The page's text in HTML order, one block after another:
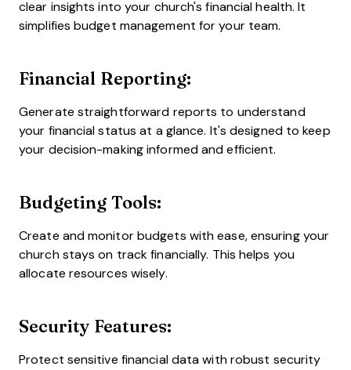
clear insights into your church's financial health. It
simplifies budget management for your team.
Financial Reporting:
Generate straightforward reports to understand
your financial status at a glance. It's designed to keep
your decision-making informed and efficient.
Budgeting Tools:
Create and monitor budgets with ease, ensuring your
church stays on track financially. This helps you
allocate resources wisely.
Security Features:
Protect sensitive financial data with robust security